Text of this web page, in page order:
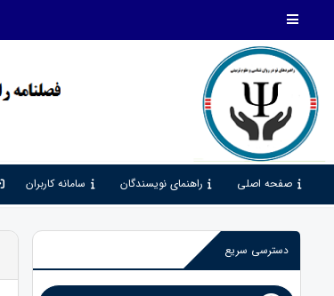
صفحه اصلی راهنمای نویسندگان سامانه کاربران
دسترسی سریع